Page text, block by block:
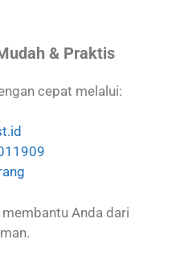
& Praktis
cepat melalui:
Anda dari